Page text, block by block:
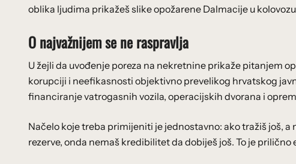
oblika ljudima prikažeš slike opožarene Dalmacije u
O najvažnijem se ne raspravlja
U žejli da uvođenje poreza na nekretnine prikaže pitanjem
korupciji i neefikasnosti objektivno prevelikog hrvatskog
financiranje vatrogasnih vozila, operacijskih dvorana i
Načelo koje treba primijeniti je jednostavno: ako tražiš još,
rezerve, onda nemaš kredibilitet da dobiješ još. To je